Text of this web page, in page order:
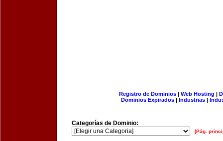
Registro de Dominios| Web Hosting |
Dominios Expirados | Industrias |
Categorías de Dominio:
[Pág.